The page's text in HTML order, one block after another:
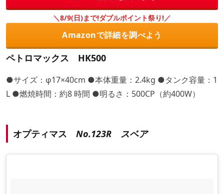
＼8/9(日)まで!ダブルポイント祭り!／
Amazonで詳細を調べよう
ペトロマックス HK500
●サイズ：φ17×40cm ●本体重量：2.4kg ●タンク容量：1
L ●燃焼時間：約8 時間 ●明るさ：500CP（約400W）
オプティマス No.123R スベア